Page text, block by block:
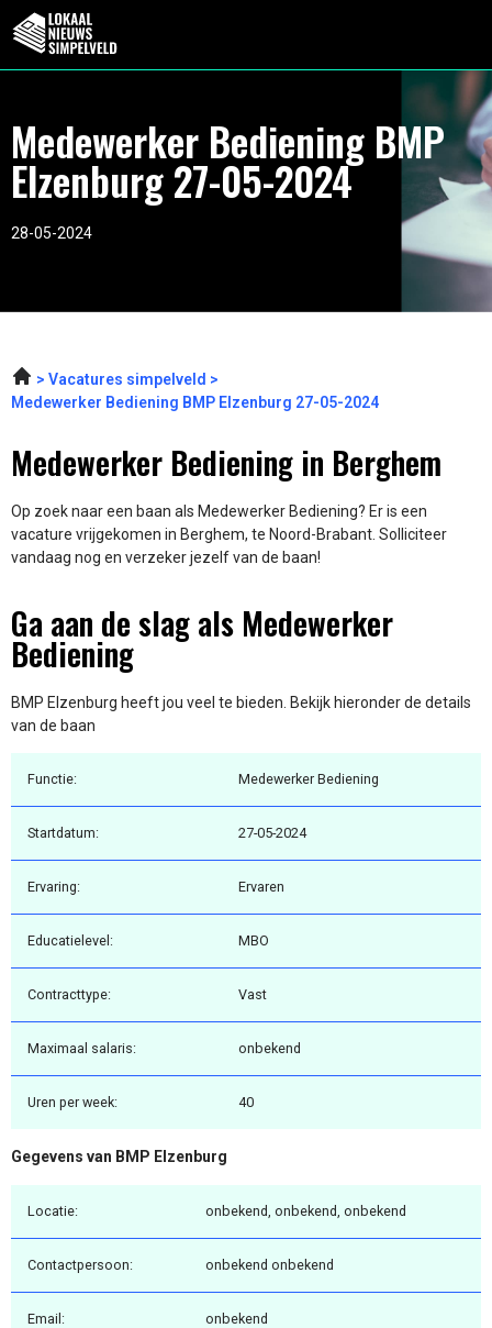
Medewerker Bediening BMP
Elzenburg 27-05-2024
28-05-2024
Vacatures simpelveld
Medewerker Bediening BMP Elzenburg 27-05-2024
Medewerker Bediening in Berghem
Op zoek naar een baan als Medewerker Bediening? Er is een
vacature vrijgekomen in Berghem, te Noord-Brabant. Solliciteer
vandaag nog en verzeker jezelf van de baan!
Ga aan de slag als Medewerker
Bediening
BMP Elzenburg heeft jou veel te bieden. Bekijk hieronder de details
van de baan
Functie: Medewerker Bediening
Startdatum: 27-05-2024
Ervaring: Ervaren
Educatielevel: MBO
Contracttype: Vast
Maximaal salaris: onbekend
Uren per week: 40
Gegevens van BMP Elzenburg
Locatie: onbekend, onbekend, onbekend
Contactpersoon: onbekend onbekend
Email: onbekend